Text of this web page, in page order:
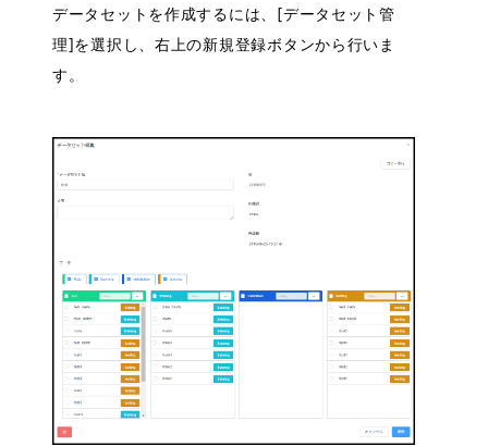
データセットを作成するには、[データセット管
理]を選択し、右上の新規登録ボタンから行いま
す。